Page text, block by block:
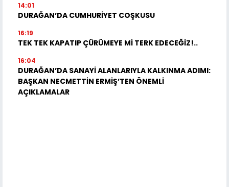
14:01
DURAĞAN’DA CUMHURİYET COŞKUSU
16:19
TEK TEK KAPATIP ÇÜRÜMEYE Mİ TERK EDECEĞİZ!..
16:04
DURAĞAN’DA SANAYİ ALANLARIYLA KALKINMA ADIMI:
BAŞKAN NECMETTİN ERMİŞ’TEN ÖNEMLİ
AÇIKLAMALAR